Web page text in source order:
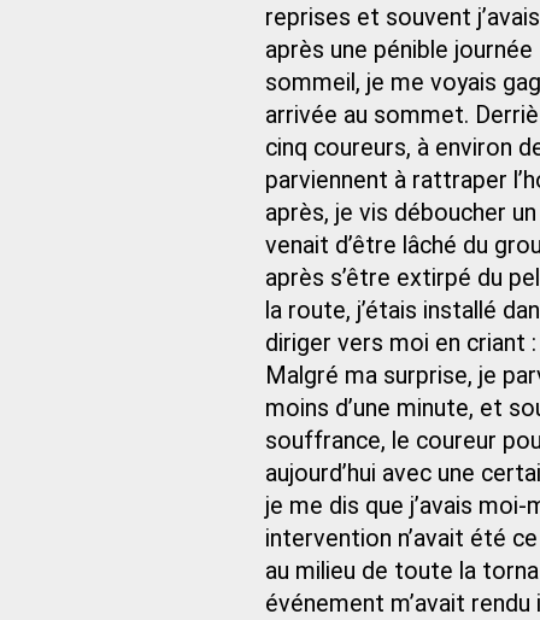
reprises et souvent
après une pénible
sommeil, je me voyais
arrivée au sommet.
cinq coureurs, à environ
parviennent à rattraper
après, je vis déboucher
venait d’être lâché du
après s’être extirpé du
la route, j’étais installé
diriger vers moi en criant
Malgré ma surprise, je
moins d’une minute, et
souffrance, le coureur
aujourd’hui avec une
je me dis que j’avais
intervention n’avait été
au milieu de toute la
événement m’avait